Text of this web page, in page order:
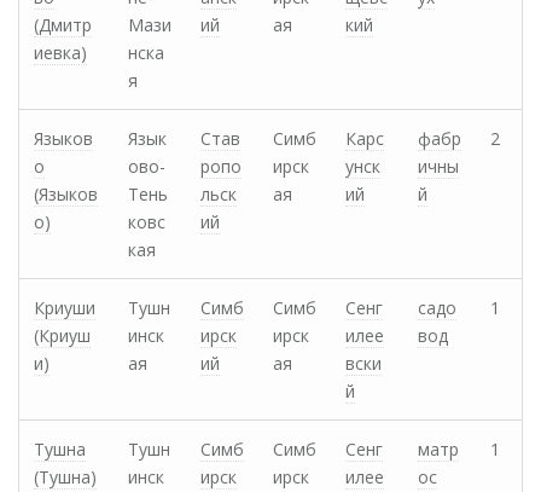
(Дмитр
иевка)
Мази
нска
я
ий
ая
кий
Языков
о
(Языков
о)
Язык
ово-
Тень
ковс
кая
Став
ропо
льск
ий
Симб
ирск
ая
Карс
унск
ий
фабр
ичны
й
2
Криуши
(Криуш
и)
Тушн
инск
ая
Симб
ирск
ий
Симб
ирск
ая
Сенг
илее
вски
й
садо
вод
1
Тушна
(Тушна)
Тушн
инск
Симб
ирск
Симб
ирск
Сенг
илее
матр
ос
1